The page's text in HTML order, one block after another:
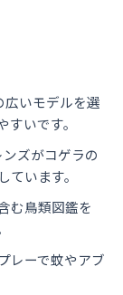
いモデルを選
いです。
ズがコゲラの
います。
む鳥類図鑑を
レーで蚊やアブ